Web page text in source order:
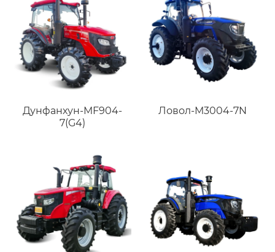
Дунфанхун-MF904-
7(G4)
Ловол-M3004-7N